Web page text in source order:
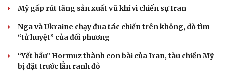
Mỹ gấp rút tăng sản xuất vũ khí vì chiến sự Iran
Nga và Ukraine chạy đua tác chiến trên không, dò tìm
“tử huyệt” của đối phương
“Yết hầu” Hormuz thành con bài của Iran, tàu chiến Mỹ
bị đặt trước lằn ranh đỏ